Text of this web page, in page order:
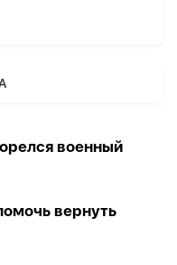
военный
вернуть